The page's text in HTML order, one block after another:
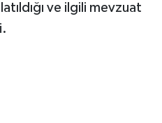
ve ilgili mevzuat